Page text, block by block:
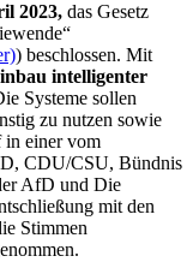
2023, das Gesetz
) beschlossen. Mit
intelligenter
Systeme sollen
zu nutzen sowie
in einer vom
CDU/CSU, Bündnis
AfD und Die
mit den
Stimmen